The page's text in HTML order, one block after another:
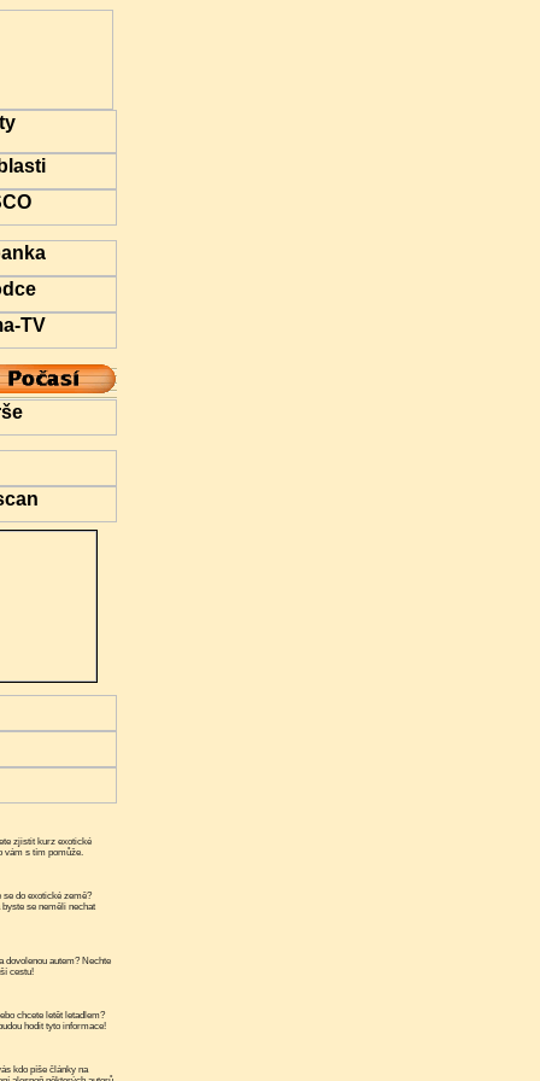
zjistit kurz exotické
vám s tím pomůže.
se do exotické země?
se neměli nechat
dovolenou autem? Nechte
cestu!
chcete letět letadlem?
hodit tyto informace!
kdo píše články na